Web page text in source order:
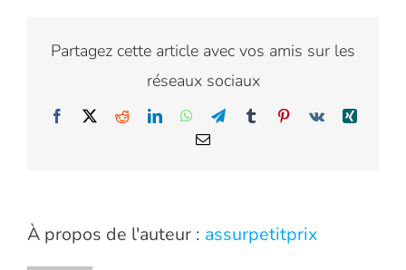
Partagez cette article avec vos amis sur les
réseaux sociaux
Facebook
X RedditLinkedInWhatsApp
TelegramTumblrPinterest
Vk
Xing
Email
À propos de l'auteur : assurpetitprix